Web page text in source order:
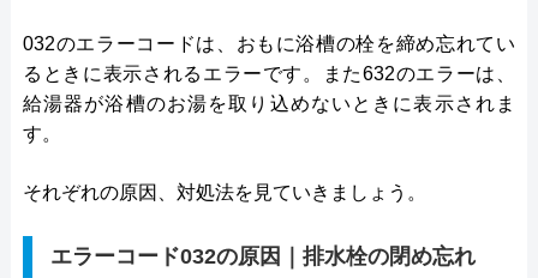
032のエラーコードは、おもに浴槽の栓を締め忘れてい
るときに表示されるエラーです。また632のエラーは、
給湯器が浴槽のお湯を取り込めないときに表示されま
す。
それぞれの原因、対処法を見ていきましょう。
エラーコード032の原因｜排水栓の閉め忘れ